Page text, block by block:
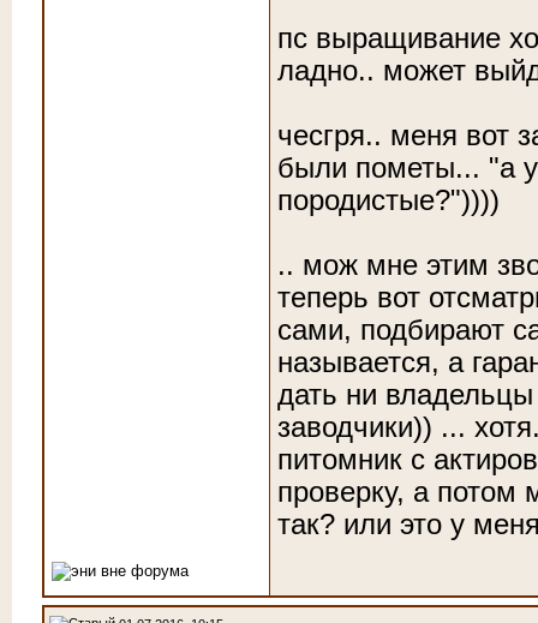
пс выращивание
ладно.. может
чесгря.. меня вот
были пометы... "а
породистые?"))))
.. мож мне этим
теперь вот
сами, подбирают
называется, а
дать ни
заводчики)) ...
питомник с
проверку, а потом
так? или это у